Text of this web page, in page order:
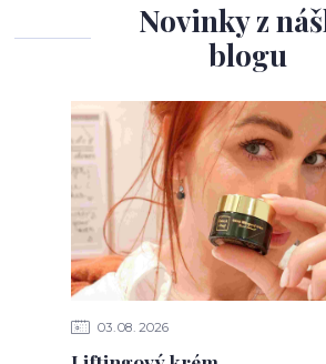
Novinky z
blogu
03 08 2026